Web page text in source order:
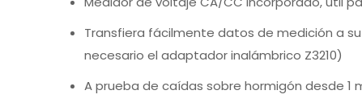
Transfiera fácilmente datos de medición a
necesario el adaptador inalámbrico Z3210)
A prueba de caídas sobre hormigón desde 1